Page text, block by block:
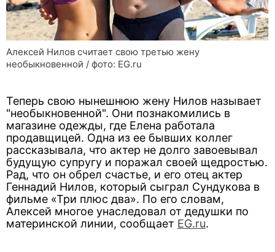
Алексей Нилов считает свою третью жену
необыкновенной / фото: EG.ru
Теперь свою нынешнюю жену Нилов называет
"необыкновенной". Они познакомились в
магазине одежды, где Елена работала
продавщицей. Одна из ее бывших коллег
рассказывала, что актер не долго завоевывал
будущую супругу и поражал своей щедростью.
Рад, что он обрел счастье, и его отец актер
Геннадий Нилов, который сыграл Сундукова в
фильме «Три плюс два». По его словам,
Алексей многое унаследовал от дедушки по
материнской линии, сообщает EG.ru.